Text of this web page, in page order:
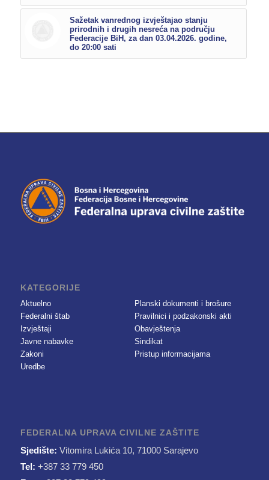
Sažetak vanrednog izvještajao stanju
prirodnih i drugih nesreća na području
Federacije BiH, za dan 03.04.2026. godine,
do 20:00 sati
KATEGORIJE
Aktuelno
Federalni štab
Izvještaji
Javne nabavke
Zakoni
Uredbe
Planski dokumenti i brošure
Pravilnici i podzakonski akti
Obavještenja
Sindikat
Pristup informacijama
FEDERALNA UPRAVA CIVILNE ZAŠTITE
Sjedište: Vitomira Lukića 10, 71000 Sarajevo
Tel: +387 33 779 450